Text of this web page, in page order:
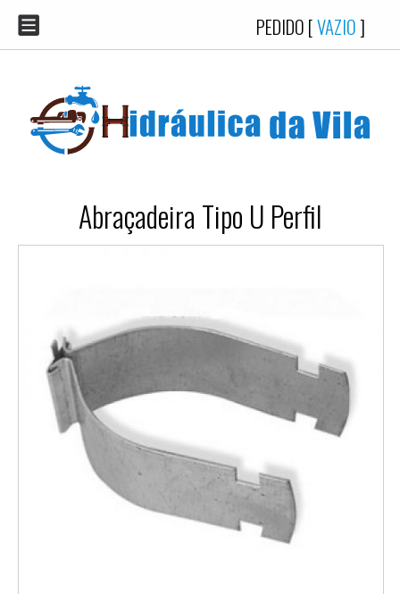
PEDIDO [VAZIO]
Abraçadeira Tipo U Perfil